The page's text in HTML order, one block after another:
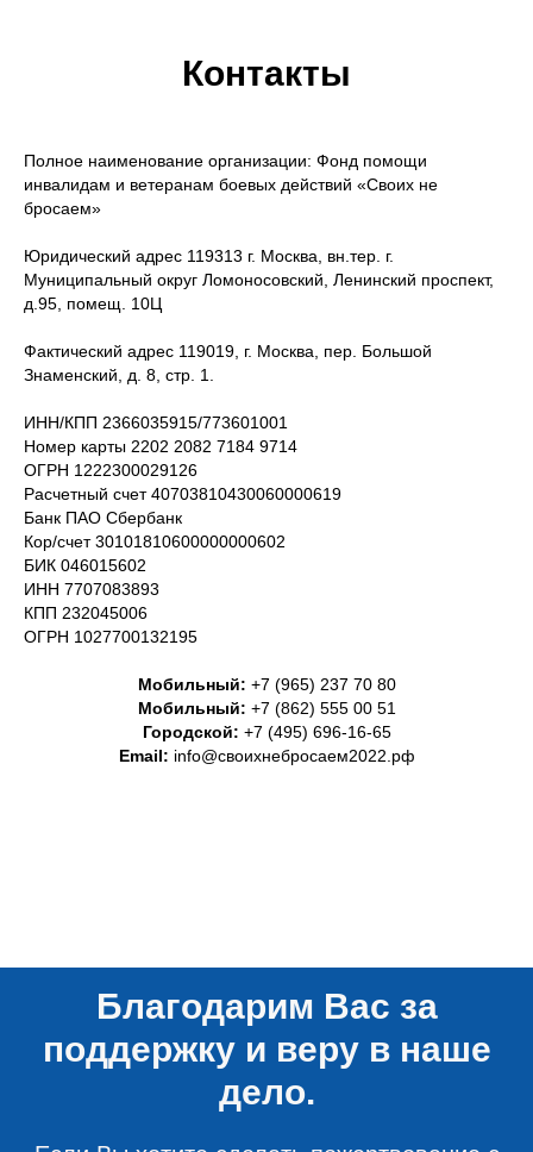
Контакты
Полное наименование организации: Фонд помощи
инвалидам и ветеранам боевых действий «Своих не
бросаем»
Юридический адрес 119313 г. Москва, вн.тер. г.
Муниципальный округ Ломоносовский, Ленинский проспект,
д.95, помещ. 10Ц
Фактический адрес 119019, г. Москва, пер. Большой
Знаменский, д. 8, стр. 1.
ИНН/КПП 2366035915/773601001
Номер карты 2202 2082 7184 9714
ОГРН 1222300029126
Расчетный счет 40703810430060000619
Банк ПАО Сбербанк
Кор/счет 30101810600000000602
БИК 046015602
ИНН 7707083893
КПП 232045006
ОГРН 1027700132195
Мобильный: +7 (965) 237 70 80
Мобильный: +7 (862) 555 00 51
Городской: +7 (495) 696-16-65
Email: info@своихнебросаем2022.рф
Благодарим Вас за
поддержку и веру в наше
дело.